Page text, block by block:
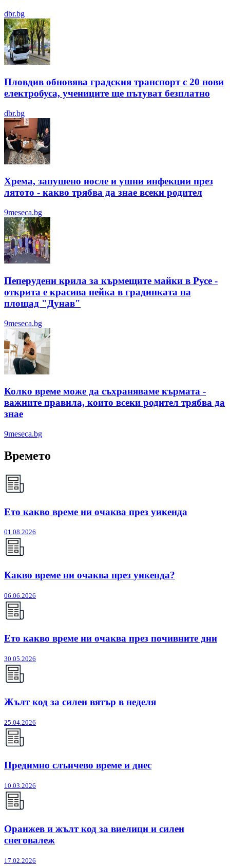
dbr.bg
Пловдив обновява градския транспорт с 20 нови
електробуса, учениците ще пътуват безплатно
dbr.bg
Хрема, запушено носле и ушни инфекции през
лятотo - какво трябва да знае всеки родител
9meseca.bg
Пеперудени крила за кърмещите майки в Русе -
открита е красива пейка в градинката на
площад "Дунав"
9meseca.bg
Колко време може да съхраняваме кърмата -
важните правила, които всеки родител трябва да
знае
9meseca.bg
Времето
Ето какво време ни очаква през уикенда
01.08.2026
Какво време ни очаква през уикенда?
06.06.2026
Ето какво време ни очаква през почивните дни
30.05.2026
Жълт код за силен вятър в неделя
25.04.2026
Предимно слънчево време и днес
10.03.2026
Оранжев и жълт код за виелици и силен
снеговалеж
17.02.2026